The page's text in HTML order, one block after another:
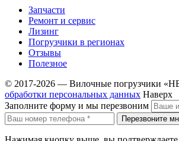
Запчасти
Ремонт и сервис
Лизинг
Погрузчики в регионах
Отзывы
Полезное
© 2017-2026 — Вилочные погрузчики
обработки персональных данных Наверх
Заполните форму и мы перезвоним
Перезвоните